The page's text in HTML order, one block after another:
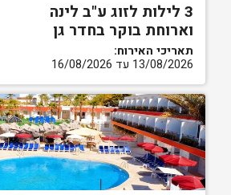
3 לילות לזוג ע"ב לינה
וארוחת בוקר בחדר גן
תאריכי האירוח:
13/08/2026 עד 16/08/2026